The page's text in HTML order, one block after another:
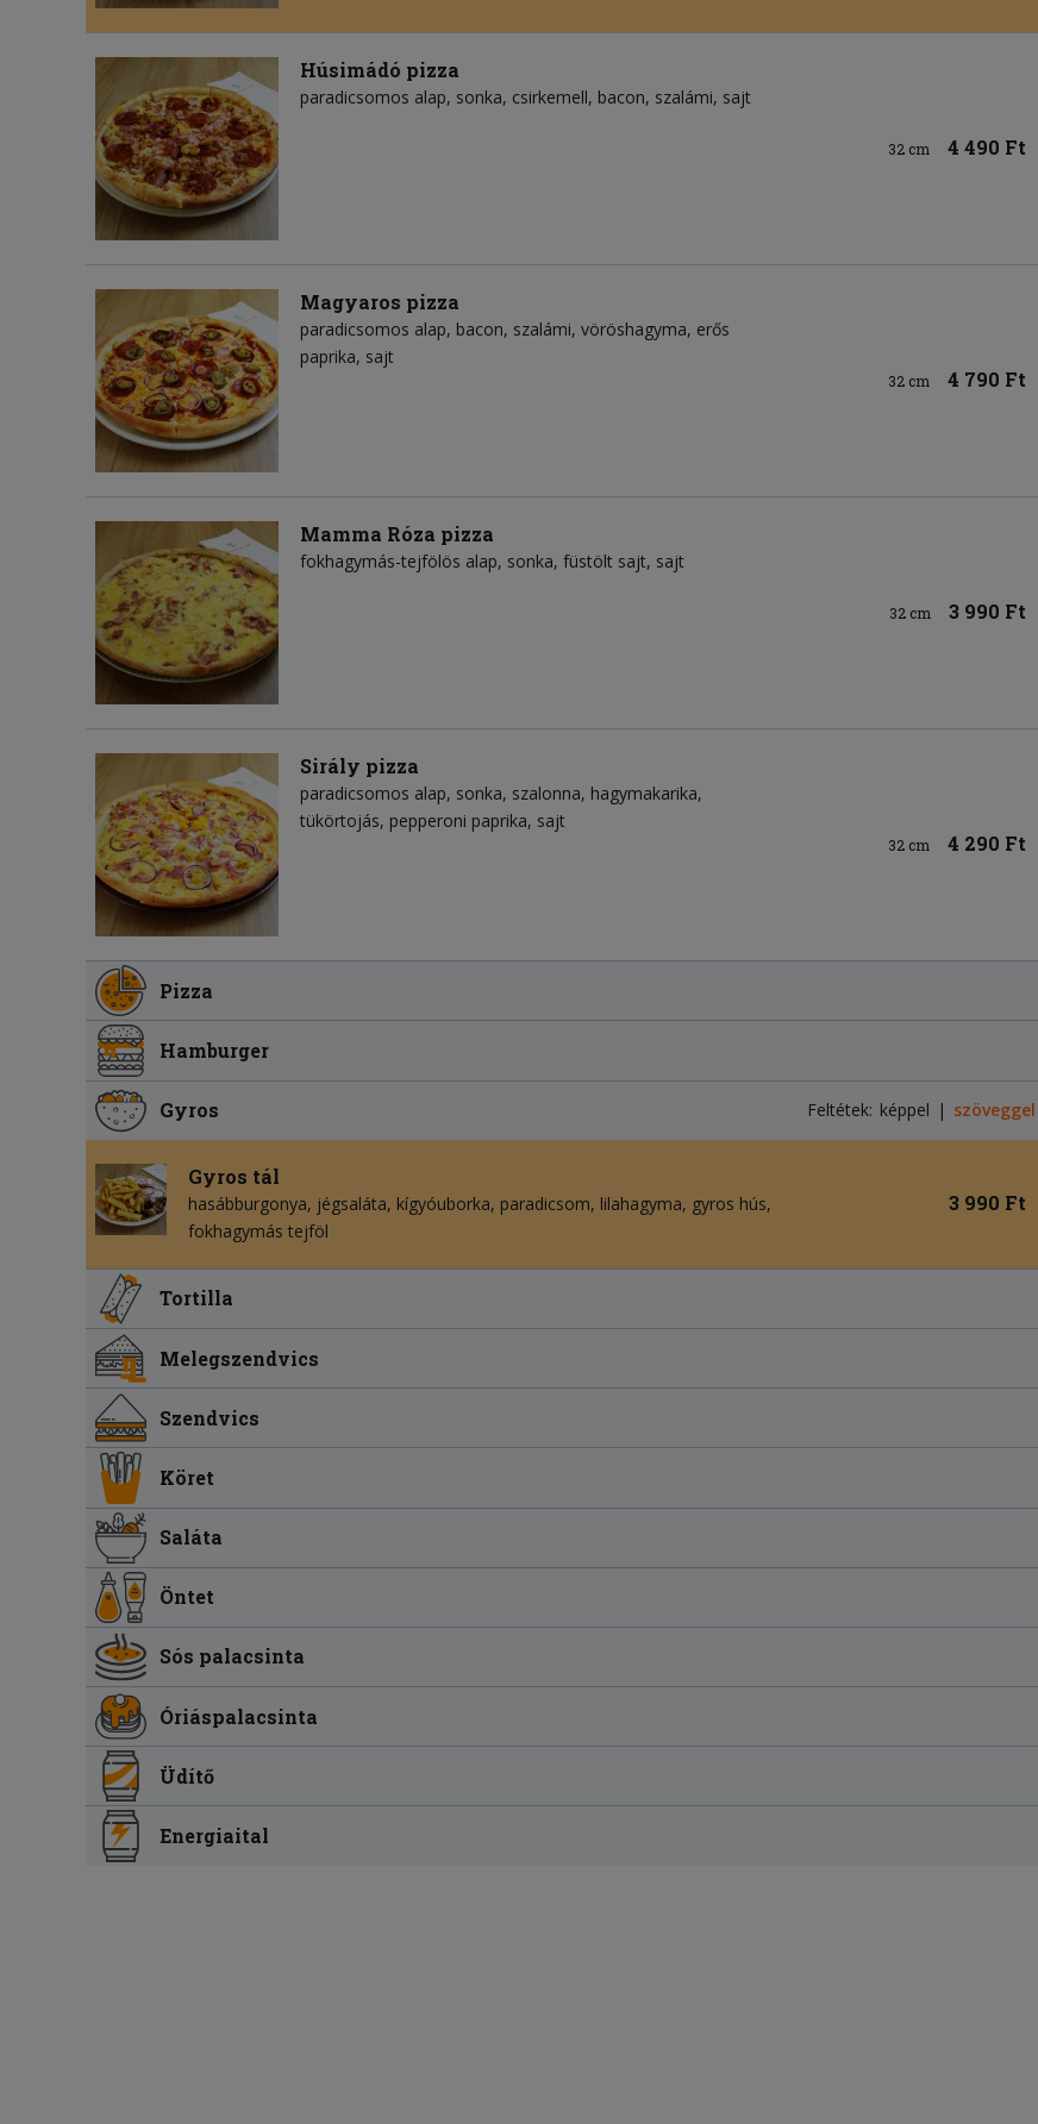
Húsimádó pizza
paradicsomos alap sonka csirkemell bacon szalámi sajt
32 cm 4 490 Ft
Magyaros pizza
paradicsomos alap bacon szalámi vöröshagyma erős
paprika sajt
32 cm 4 790 Ft
Mamma Róza pizza
fokhagymás-tejfölös alap sonka füstölt sajt sajt
32 cm 3 990 Ft
Sirály pizza
paradicsomos alap sonka szalonna hagymakarika
tükörtojás pepperoni paprika sajt
32 cm 4 290 Ft
Pizza
Hamburger
Gyros Feltétek: képpel szöveggel
Gyros tál
hasábburgonya jégsaláta kígyóuborka paradicsom lilahagyma gyros hús
fokhagymás tejföl
3 990 Ft
Tortilla
Melegszendvics
Szendvics
Köret
Saláta
Öntet
Sós palacsinta
Óriáspalacsinta
Üdítő
Energiaital